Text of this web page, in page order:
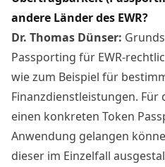
andere Länder des EWR?
Dr. Thomas Dünser:
Passporting für EWR-
wie zum Beispiel für
Finanzdienstleistungen.
einen konkreten Token
Anwendung gelangen
dieser im Einzelfall